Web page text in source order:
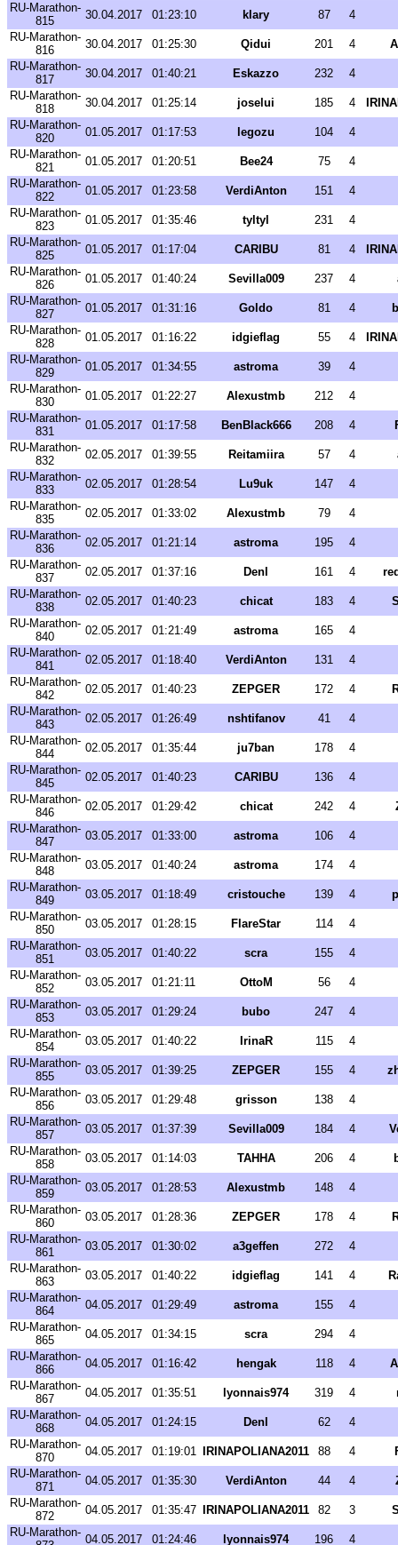
RU-Marathon-
815
30.04.2017 01:23:10 klary 87
4
RU-Marathon-
816
30.04.2017 01:25:30 Qidui 201 4
RU-Marathon-
817
30.04.2017 01:40:21 Eskazzo 232
4
RU-Marathon-
818
30.04.2017 01:25:14 joselui 185 4
RU-Marathon-
820
01.05.2017 01:17:53 legozu 104
4
RU-Marathon-
821
01.05.2017 01:20:51 Bee24 75
4
RU-Marathon-
822
01.05.2017 01:23:58 VerdiAnton 151
4
RU-Marathon-
823
01.05.2017 01:35:46 tyltyl 231
4
RU-Marathon-
825
01.05.2017 01:17:04 CARIBU 81 4
RU-Marathon-
826
01.05.2017 01:40:24 Sevilla009 237 4
RU-Marathon-
827
01.05.2017 01:31:16 Goldo 81 4
RU-Marathon-
828
01.05.2017 01:16:22 idgieflag 55 4
RU-Marathon-
829
01.05.2017 01:34:55 astroma 39
4
RU-Marathon-
830
01.05.2017 01:22:27 Alexustmb 212
4
RU-Marathon-
831
01.05.2017 01:17:58 BenBlack666 208 4
RU-Marathon-
832
02.05.2017 01:39:55 Reitamiira 57 4
RU-Marathon-
833
02.05.2017 01:28:54 Lu9uk 147
4
RU-Marathon-
835
02.05.2017 01:33:02 Alexustmb 79
4
RU-Marathon-
836
02.05.2017 01:21:14 astroma 195
4
RU-Marathon-
837
02.05.2017 01:37:16 Denl 161 4
RU-Marathon-
838
02.05.2017 01:40:23 chicat 183 4
RU-Marathon-
840
02.05.2017 01:21:49 astroma 165
4
RU-Marathon-
841
02.05.2017 01:18:40 VerdiAnton 131
4
RU-Marathon-
842
02.05.2017 01:40:23 ZEPGER 172 4
RU-Marathon-
843
02.05.2017 01:26:49 nshtifanov 41
4
RU-Marathon-
844
02.05.2017 01:35:44 ju7ban 178
4
RU-Marathon-
845
02.05.2017 01:40:23 CARIBU 136
4
RU-Marathon-
846
02.05.2017 01:29:42 chicat 242 4
RU-Marathon-
847
03.05.2017 01:33:00 astroma 106
4
RU-Marathon-
848
03.05.2017 01:40:24 astroma 174
4
RU-Marathon-
849
03.05.2017 01:18:49 cristouche 139 4
RU-Marathon-
850
03.05.2017 01:28:15 FlareStar 114
4
RU-Marathon-
851
03.05.2017 01:40:22 scra 155
4
RU-Marathon-
852
03.05.2017 01:21:11 OttoM 56
4
RU-Marathon-
853
03.05.2017 01:29:24 bubo 247
4
RU-Marathon-
854
03.05.2017 01:40:22 IrinaR 115
4
RU-Marathon-
855
03.05.2017 01:39:25 ZEPGER 155 4
RU-Marathon-
856
03.05.2017 01:29:48 grisson 138
4
RU-Marathon-
857
03.05.2017 01:37:39 Sevilla009 184 4
RU-Marathon-
858
03.05.2017 01:14:03 TAHHA 206 4
RU-Marathon-
859
03.05.2017 01:28:53 Alexustmb 148
4
RU-Marathon-
860
03.05.2017 01:28:36 ZEPGER 178 4
RU-Marathon-
861
03.05.2017 01:30:02 a3geffen 272
4
RU-Marathon-
863
03.05.2017 01:40:22 idgieflag 141 4
RU-Marathon-
864
04.05.2017 01:29:49 astroma 155
4
RU-Marathon-
865
04.05.2017 01:34:15 scra 294
4
RU-Marathon-
866
04.05.2017 01:16:42 hengak 118 4
RU-Marathon-
867
04.05.2017 01:35:51 lyonnais974 319 4
RU-Marathon-
868
04.05.2017 01:24:15 Denl 62
4
RU-Marathon-
870
04.05.2017 01:19:01 IRINAPOLIANA2011 88 4
RU-Marathon-
871
04.05.2017 01:35:30 VerdiAnton 44 4
RU-Marathon-
872
04.05.2017 01:35:47 IRINAPOLIANA2011 82 3
RU-Marathon-
04.05.2017 01:24:46 lyonnais974 196 4